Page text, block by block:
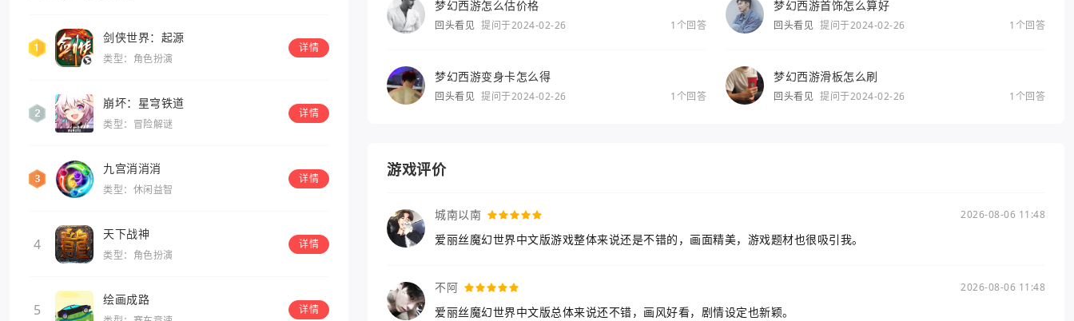
剑侠世界：起源
类型：角色扮演
详情
崩坏：星穹铁道
类型：冒险解谜
详情
九宫消消消
类型：休闲益智
详情
4
天下战神
类型：角色扮演
详情
5
绘画成路
详情
梦幻西游怎么估价格
回头看见 提问于2024-02-26 1个回答
梦幻西游首饰怎么算好
回头看见 提问于2024-02-26 1个回答
梦幻西游变身卡怎么得
回头看见 提问于2024-02-26 1个回答
梦幻西游滑板怎么刷
回头看见 提问于2024-02-26 1个回答
游戏评价
城南以南 2026-08-06 11:48
爱丽丝魔幻世界中文版游戏整体来说还是不错的，画面精美，游戏题材也很吸引我。
不阿 2026-08-06 11:48
爱丽丝魔幻世界中文版总体来说还不错，画风好看，剧情设定也新颖。